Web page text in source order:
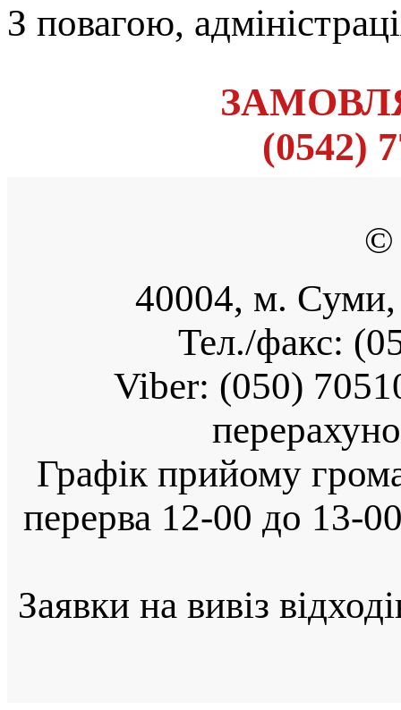
З повагою,
(0542)
©
40004, м. Суми,
Тел./факс:
Viber: (050)
Графік прийому
перерва 12-00 до 13-
Заявки на вивіз